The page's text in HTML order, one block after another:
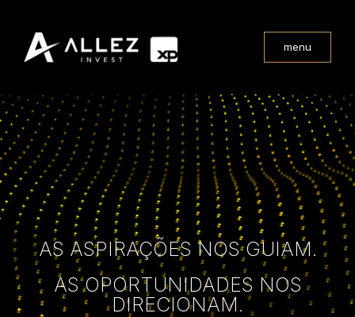
menu
AS ASPIRAÇÕES NOS GUIAM.
AS OPORTUNIDADES NOS
DIRECIONAM.